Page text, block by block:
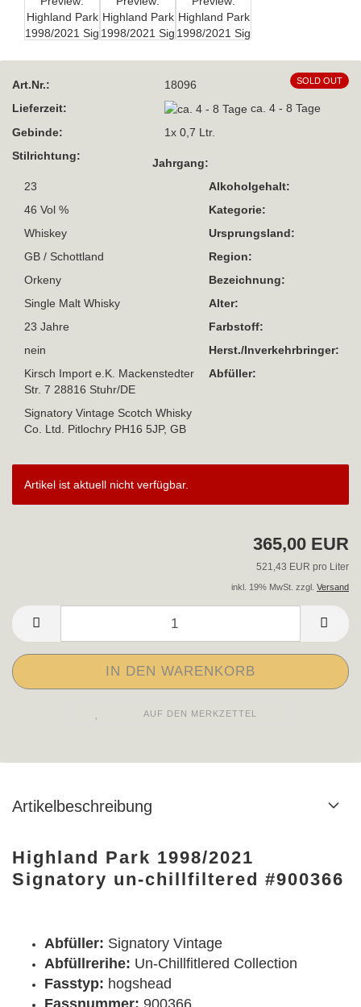
SOLD OUT
Art.Nr.:
18096
Lieferzeit:
ca. 4 - 8 Tage
Gebinde:
1x 0,7 Ltr.
Stilrichtung:
Jahrgang:
23
Alkoholgehalt:
46 Vol %
Kategorie:
Whiskey
Ursprungsland:
GB / Schottland
Region:
Orkeny
Bezeichnung:
Single Malt Whisky
Alter:
23 Jahre
Farbstoff:
nein
Herst./Inverkehrbringer:
Kirsch Import e.K. Mackenstedter
Str. 7 28816 Stuhr/DE
Abfüller:
Signatory Vintage Scotch Whisky
Co. Ltd. Pitlochry PH16 5JP, GB
Artikel ist aktuell nicht verfügbar.
365,00 EUR
521,43 EUR pro Liter
inkl. 19% MwSt. zzgl. Versand
AUF DEN MERKZETTEL
Artikelbeschreibung
Highland Park 1998/2021
Signatory un-chillfiltered #900366
Abfüller: Signatory Vintage
Abfüllrerihe: Un-Chillfitlered Collection
Fasstyp: hogshead